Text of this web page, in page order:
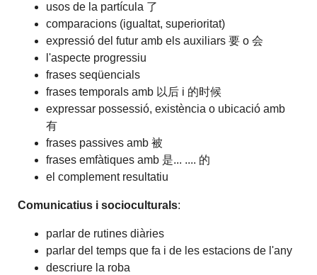
usos de la partícula 了
comparacions (igualtat, superioritat)
expressió del futur amb els auxiliars 要 o 会
l'aspecte progressiu
frases seqüencials
frases temporals amb 以后 i 的时候
expressar possessió, existència o ubicació amb
有
frases passives amb 被
frases emfàtiques amb 是... .... 的
el complement resultatiu
Comunicatius i socioculturals:
parlar de rutines diàries
parlar del temps que fa i de les estacions de l'any
descriure la roba